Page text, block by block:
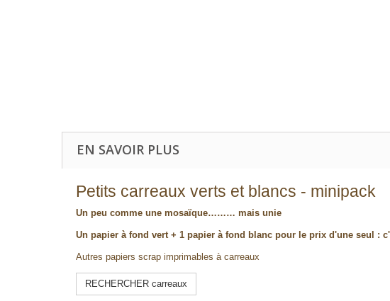
EN SAVOIR PLUS
Petits carreaux verts et blancs - minipack
Un peu comme une mosaïque……… mais unie
Un papier à fond vert + 1 papier à fond blanc pour le prix d'une seul :
Autres papiers scrap imprimables à carreaux
RECHERCHER carreaux